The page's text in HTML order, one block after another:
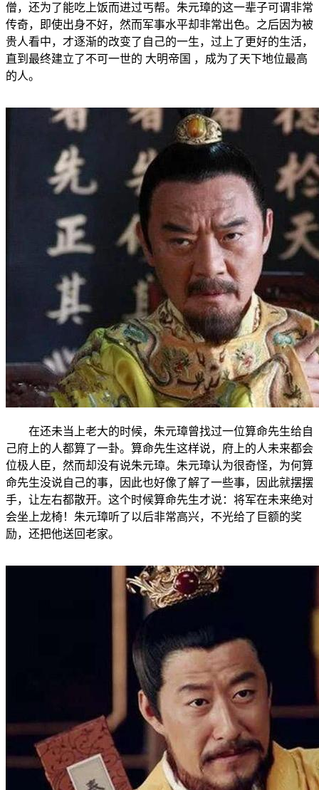
僧，还为了能吃上饭而进过丐帮。朱元璋的这一辈子可谓非常
传奇，即使出身不好，然而军事水平却非常出色。之后因为被
贵人看中，才逐渐的改变了自己的一生，过上了更好的生活，
直到最终建立了不可一世的 大明帝国 ，成为了天下地位最高
的人。
在还未当上老大的时候，朱元璋曾找过一位算命先生给自
己府上的人都算了一卦。算命先生这样说，府上的人未来都会
位极人臣，然而却没有说朱元璋。朱元璋认为很奇怪，为何算
命先生没说自己的事，因此也好像了解了一些事，因此就摆摆
手，让左右都散开。这个时候算命先生才说：将军在未来绝对
会坐上龙椅！朱元璋听了以后非常高兴，不光给了巨额的奖
励，还把他送回老家。